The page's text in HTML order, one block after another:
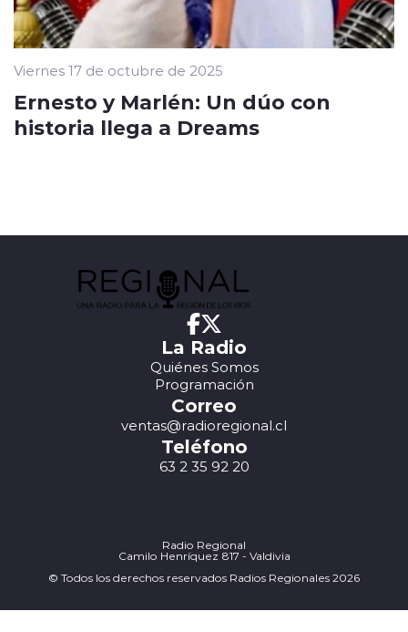
Viernes 17 de octubre de 2025
Ernesto y Marlén: Un dúo con
historia llega a Dreams
La Radio
Quiénes Somos
Programación
Correo
ventas@radioregional.cl
Teléfono
63 2 35 92 20
Radio Regional
Camilo Henríquez 817 - Valdivia
© Todos los derechos reservados Radios Regionales 2026